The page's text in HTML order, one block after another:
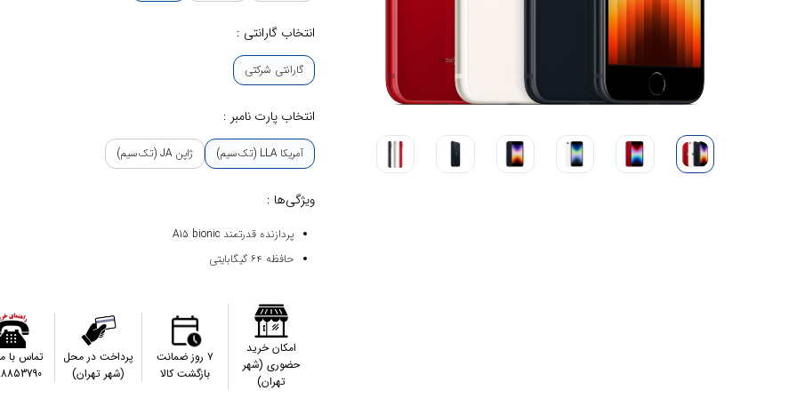
انتخاب گارانتی :
گارانتی شرکتی
انتخاب پارت نامبر :
آمریکا LLA (تک‌سیم) ژاپن JA (تک‌سیم)
ویژگی‌ها :
پردازنده قدرتمند A15 bionic
حافظه ۶۴ گیگابایتی
امکان خرید
حضوری (شهر
تهران)
۷ روز ضمانت
بازگشت کالا
پرداخت در محل
(شهر تهران)
تماس با